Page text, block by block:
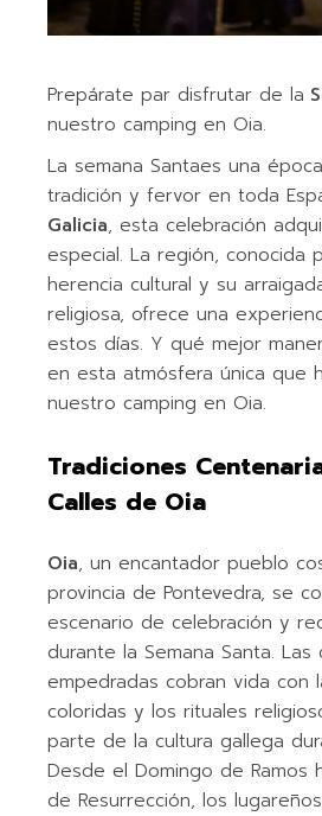
Prepárate par disfrutar de la
nuestro camping en Oia.
La semana Santaes una
tradición y fervor en toda
Galicia, esta celebración
especial. La región, conocida
herencia cultural y su
religiosa, ofrece una
estos días. Y qué mejor
en esta atmósfera única que
nuestro camping en Oia.
Tradiciones
Calles de Oia
Oia, un encantador pueblo
provincia de Pontevedra, se
escenario de celebración y
durante la Semana Santa. Las
empedradas cobran vida con
coloridas y los rituales
parte de la cultura gallega
Desde el Domingo de Ramos
de Resurrección, los